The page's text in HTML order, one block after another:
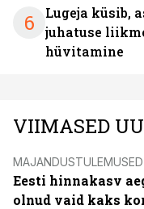
6
Lugeja küsib,
juhatuse
hüvitamine
VIIMASED
MAJANDUSTULEMUSED
Eesti hinnakasv
olnud vaid kaks